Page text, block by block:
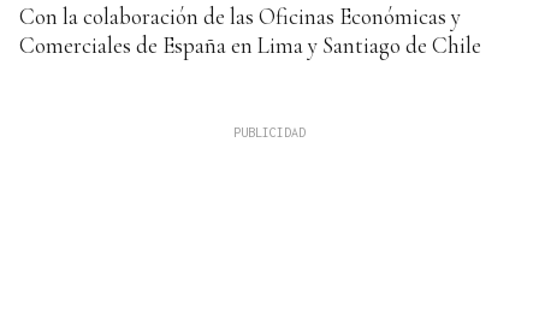
Con la colaboración de las Oficinas Económicas y
Comerciales de España en Lima y Santiago de Chile